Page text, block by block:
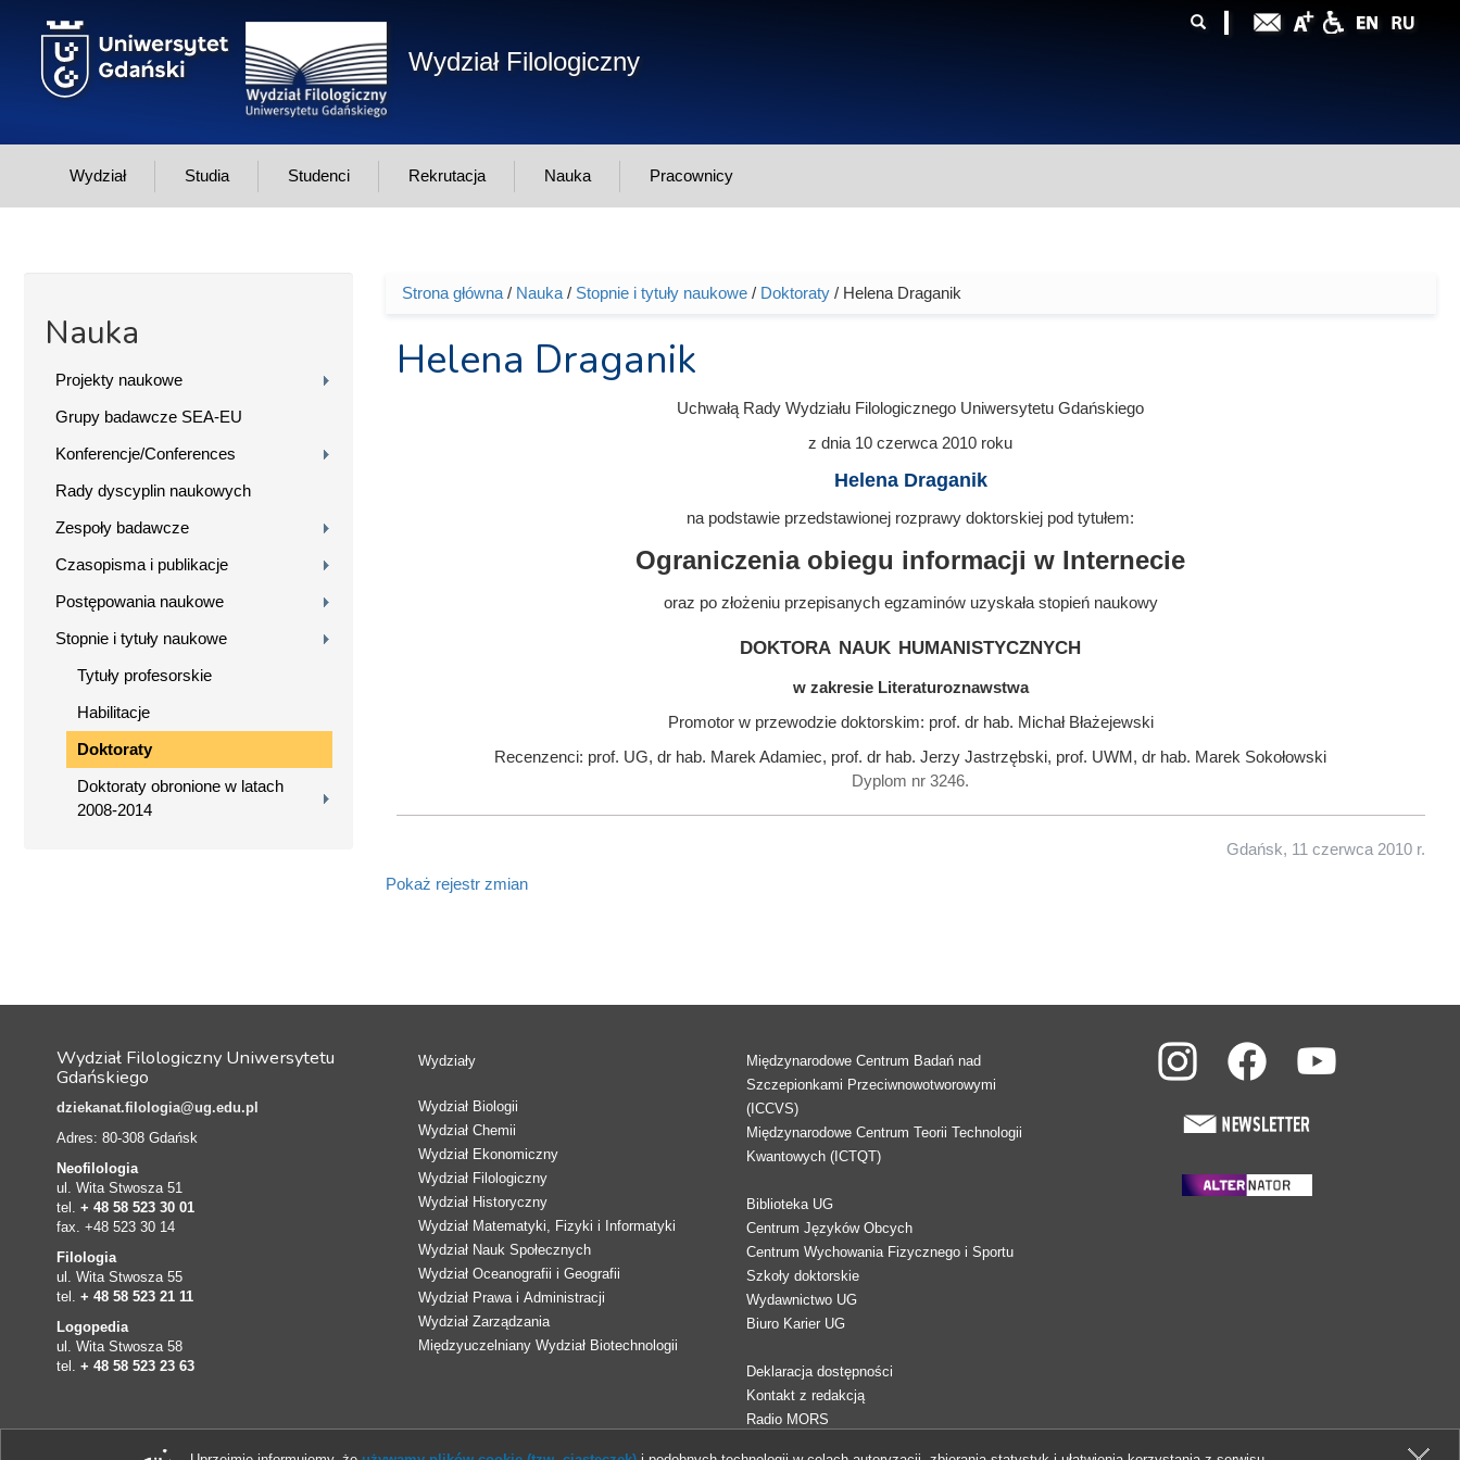
Wydział Filologiczny
Wydział Studia Studenci Rekrutacja Nauka Pracownicy
Nauka
Projekty naukowe
Grupy badawcze SEA-EU
Konferencje/Conferences
Rady dyscyplin naukowych
Zespoły badawcze
Czasopisma i publikacje
Postępowania naukowe
Stopnie i tytuły naukowe
Tytuły profesorskie
Habilitacje
Doktoraty
Doktoraty obronione w latach
2008-2014
Jesteś tutaj
Strona główna/ Nauka/ Stopnie i tytuły naukowe/ Doktoraty/ Helena Draganik
Helena Draganik
Uchwałą Rady Wydziału Filologicznego Uniwersytetu Gdańskiego
z dnia 10 czerwca 2010 roku
Helena Draganik
na podstawie przedstawionej rozprawy doktorskiej pod tytułem:
Ograniczenia obiegu informacji w Internecie
oraz po złożeniu przepisanych egzaminów uzyskała stopień naukowy
doktora nauk humanistycznych
w zakresie Literaturoznawstwa
Promotor w przewodzie doktorskim: prof. dr hab. Michał Błażejewski
Recenzenci: prof. UG, dr hab. Marek Adamiec, prof. dr hab. Jerzy Jastrzębski, prof. UWM, dr hab. Marek Sokołowski
Dyplom nr 3246.
Gdańsk, 11 czerwca 2010 r.
Pokaż rejestr zmian
Wydział Filologiczny Uniwersytetu
Gdańskiego
dziekanat.filologia@ug.edu.pl
Adres: 80-308 Gdańsk
Neofilologia
ul. Wita Stwosza 51
tel. + 48 58 523 30 01
fax. +48 523 30 14
Filologia
ul. Wita Stwosza 55
tel. + 48 58 523 21 11
Logopedia
ul. Wita Stwosza 58
tel. + 48 58 523 23 63
Wydziały
Wydział Biologii
Wydział Chemii
Wydział Ekonomiczny
Wydział Filologiczny
Wydział Historyczny
Wydział Matematyki, Fizyki i Informatyki
Wydział Nauk Społecznych
Wydział Oceanografii i Geografii
Wydział Prawa i Administracji
Wydział Zarządzania
Międzyuczelniany Wydział Biotechnologii
Międzynarodowe Centrum Badań nad
Szczepionkami Przeciwnowotworowymi
(ICCVS)
Międzynarodowe Centrum Teorii Technologii
Kwantowych (ICTQT)
Biblioteka UG
Centrum Języków Obcych
Centrum Wychowania Fizycznego i Sportu
Szkoły doktorskie
Wydawnictwo UG
Biuro Karier UG
Deklaracja dostępności
Kontakt z redakcją
Radio MORS